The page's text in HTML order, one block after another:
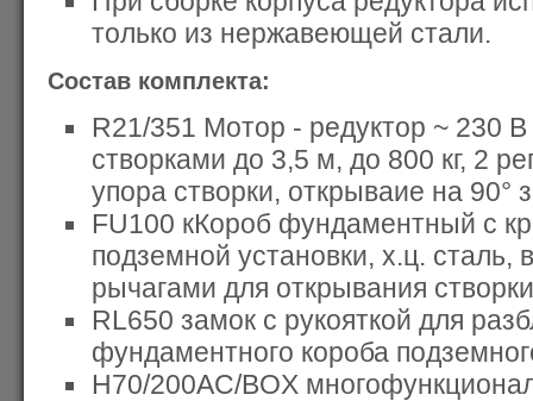
только из нержавеющей стали.
Состав комплекта:
R21/351 Мотор - редуктор ~ 230 В
створками до 3,5 м, до 800 кг, 2
упора створки, открываие на 90°
FU100 кКороб фундаментный с
подземной установки, х.ц. сталь,
рычагами для открывания
RL650 замок с рукояткой для
фундаментного короба
H70/200AC/BOX